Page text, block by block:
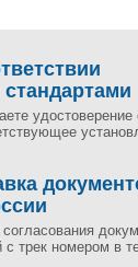
стандартами
с трек номером в